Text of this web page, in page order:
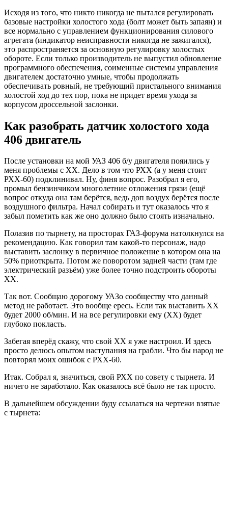
Исходя из того, что никто никогда не пытался регулировать
базовые настройки холостого хода (болт может быть запаян) и
все нормально с управлением функционирования силового
агрегата (индикатор неисправности никогда не зажигался),
это распространяется за основную регулировку холостых
обороте. Если только производитель не выпустил обновление
программного обеспечения, соименные системы управления
двигателем достаточно умные, чтобы продолжать
обеспечивать ровный, не требующий пристального внимания
холостой ход до тех пор, пока не придет время ухода за
корпусом дроссельной заслонки.
Как разобрать датчик холостого хода
406 двигатель
После установки на мой УАЗ 406 б/у двигателя пояились у
меня проблемы с ХХ. Дело в том что РХХ (а у меня стоит
РХХ-60) подклинивал. Ну, финя вопрос. Разобрал я его,
промыл бензинчиком многолетние отложения грязи (ещё
вопрос откуда она там берётся, ведь доп воздух берётся после
воздушного фильтра. Начал собирать и тут оказалось что я
забыл пометить как же оно должно было стоять изначально.
Полазив по тырнету, на просторах ГАЗ-форума натолкнулся на
рекомендацию. Как говорил там какой-то персонаж, надо
выставить заслонку в первичное положение в котором она на
50% приоткрыта. Потом же поворотом задней части (там где
электрический разъём) уже более точно подстроить обороты
ХХ.
Так вот. Сообщаю дорогому УАЗо сообществу что данный
метод не работает. Это вообще ересь. Если так выставить ХХ
будет 2000 об/мин. И на все регулировки ему (ХХ) будет
глубоко покласть.
Забегая вперёд скажу, что свой ХХ я уже настроил. И здесь
просто делюсь опытом наступания на грабли. Что бы народ не
повторял моих ошибок с РХХ-60.
Итак. Собрал я, значиться, свой РХХ по совету с тырнета. И
ничего не заработало. Как оказалось всё было не так просто.
В дальнейшем обсуждении буду ссылаться на чертежи взятые
с тырнета: